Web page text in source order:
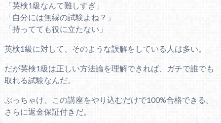
「英検1級なんて難しすぎ」
「自分には無縁の試験よね？」
「持ってても役に立たない」
英検1級に対して、そのような誤解をしている人は多い。
だが英検1級は正しい方法論を理解できれば、ガチで誰でも
取れる試験なんだ。
ぶっちゃけ、この講座をやり込むだけで100%合格できる。
さらに返金保証付きだ。